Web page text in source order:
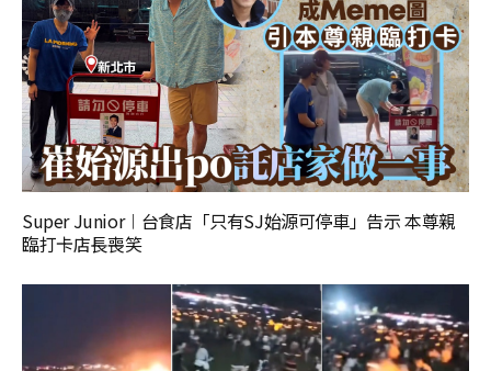
Super Junior︱台食店「只有SJ始源可停車」告示 本尊親
臨打卡店長喪笑